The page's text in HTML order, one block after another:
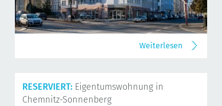
Weiterlesen
RESERVIERT: Eigentumswohnung in
Chemnitz-Sonnenberg